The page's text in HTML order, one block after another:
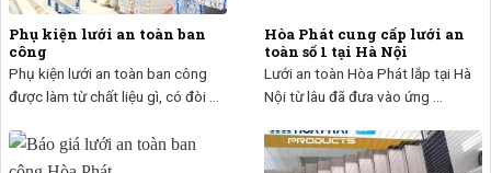
Phụ kiện lưới an toàn ban
công
Phụ kiện lưới an toàn ban công
được làm từ chất liệu gì, có đòi ...
Hòa Phát cung cấp lưới an
toàn số 1 tại Hà Nội
Lưới an toàn Hòa Phát lắp tại Hà
Nội từ lâu đã đưa vào ứng ...